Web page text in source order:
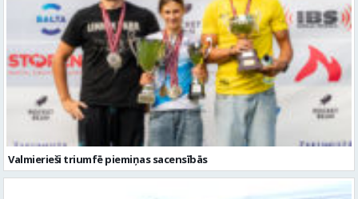
Valmierieši triumfē piemiņas sacensībās